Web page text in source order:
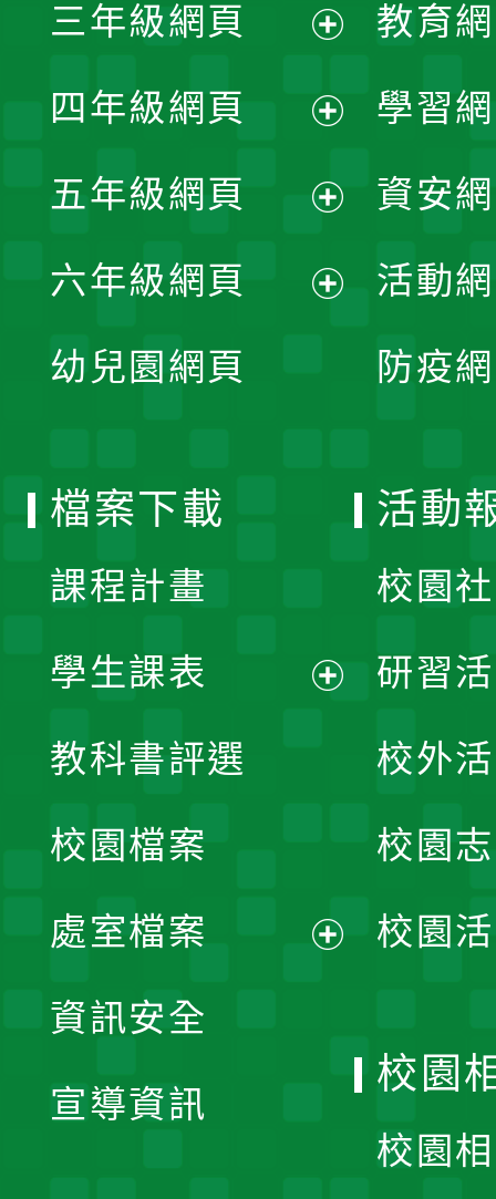
選
單
開
選
單
三年級網頁
開
選
單
四年級網頁
開
選
五年級網頁
開
六年級網頁
幼兒園網頁
教育
學習
資安
活動
防疫
檔案下載
課程計畫
學生課表
單
教科書評選
校園檔案
處室檔案
資訊安全
宣導資訊
活動
校園
研習
校外
校園
校園
校園
校園